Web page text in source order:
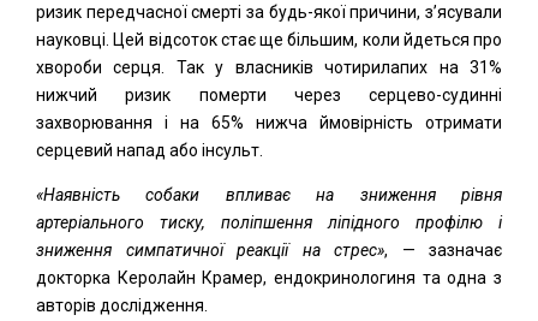
ризик передчасної смерті за будь-якої причини, з’ясували
науковці. Цей відсоток стає ще більшим, коли йдеться про
хвороби серця. Так у власників чотирилапих на 31%
нижчий ризик померти через серцево-судинні
захворювання і на 65% нижча ймовірність отримати
серцевий напад або інсульт.
«Наявність собаки впливає на
зниження рівня
артеріального тиску, поліпшення ліпідного профілю і
зниження симпатичної реакції на стрес», — зазначає
докторка Керолайн Крамер, ендокринологиня та одна з
авторів дослідження.